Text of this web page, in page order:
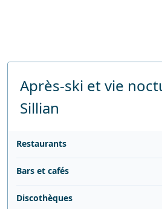
Après-ski et vie
Sillian
Restaurants
Bars et cafés
Discothèques